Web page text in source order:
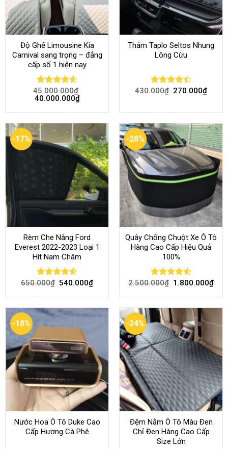
Độ Ghế Limousine Kia
Carnival sang trọng – đẳng
cấp số 1 hiện nay
Rated4.58
out of 5
45.000.000₫
40.000.000₫
Thảm Taplo Seltos Nhung
Lông Cừu
Rated
430.000₫ 270.000₫
-17%
Rèm Che Nắng Ford
Everest 2022-2023 Loại 1
Hít Nam Châm
Rated4.51
650.000₫ 540.000₫
-28%
Quây Chống Chuột Xe Ô Tô
Hàng Cao Cấp Hiệu Quả
100%
Rated 4.51
2.500.000₫ 1.800.000₫
-18%
Nước Hoa Ô Tô Duke Cao
Cấp Hương Cà Phê
-24%
Đệm Nằm Ô Tô Màu Đen
Chỉ Đen Hàng Cao Cấp
Size Lớn